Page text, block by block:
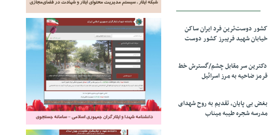
کشور دوست‌ترین فرد ایران ساکن
خیابان شهید فریبرز کشور دوست
دکترین سر مقابل چشم/گسترش خط
قرمز ضاحیه به مرز اسرائیل
بغض بی پایان، تقدیم به روح شهدای
مدرسه شجره طیبه میناب